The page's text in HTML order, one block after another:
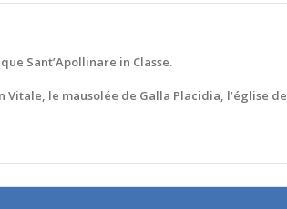
Sant’Apollinare in Classe.
Vitale, le mausolée de Galla Placidia, l’église de